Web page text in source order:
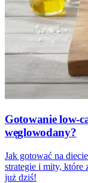
Gotowanie low-
węglowodany?
Jak gotować na
strategie i mity, które
już dziś!